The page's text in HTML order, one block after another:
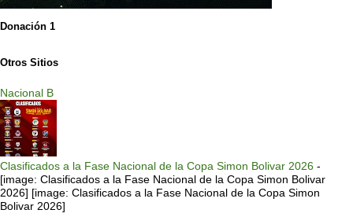
Donación 1
Otros Sitios
Nacional B
Clasificados a la Fase Nacional de la Copa Simon Bolivar 2026 -
[image: Clasificados a la Fase Nacional de la Copa Simon Bolivar
2026] [image: Clasificados a la Fase Nacional de la Copa Simon
Bolivar 2026]